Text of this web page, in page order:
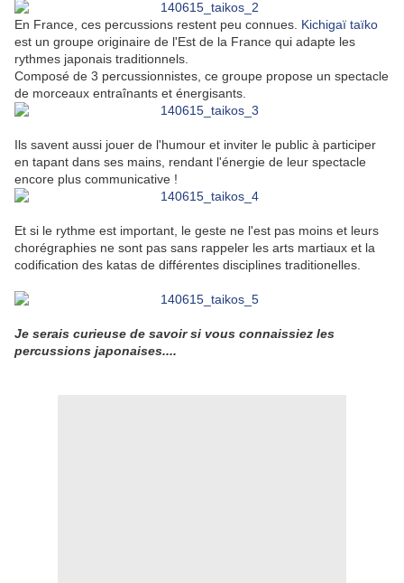
En France, ces percussions restent peu connues. Kichigaï taïko
est un groupe originaire de l'Est de la France qui adapte les
rythmes japonais traditionnels.
Composé de 3 percussionnistes, ce groupe propose un spectacle
de morceaux entraînants et énergisants.
Ils savent aussi jouer de l'humour et inviter le public à participer
en tapant dans ses mains, rendant l'énergie de leur spectacle
encore plus communicative !
Et si le rythme est important, le geste ne l'est pas moins et leurs
chorégraphies ne sont pas sans rappeler les arts martiaux et la
codification des katas de différentes disciplines traditionelles.
Je serais curieuse de savoir si vous connaissiez les
percussions japonaises....